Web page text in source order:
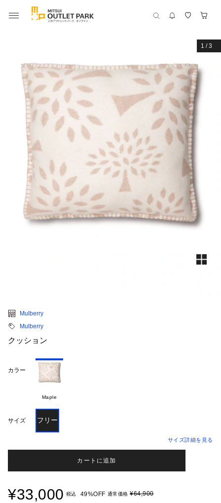
1 /3
Mulberry
Mulberry
クッション
カラー
Maple
サイズ フリー
サイズ詳細を見る
カートに追加
¥33,000 税込 49%OFF 通常価格 ¥64,900